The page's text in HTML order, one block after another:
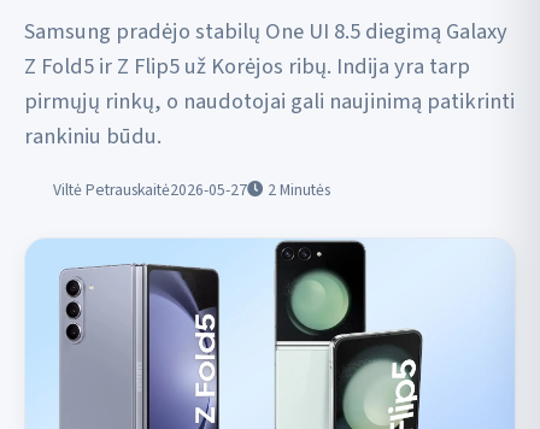
Samsung pradėjo stabilų One UI 8.5 diegimą Galaxy
Z Fold5 ir Z Flip5 už Korėjos ribų. Indija yra tarp
pirmųjų rinkų, o naudotojai gali naujinimą patikrinti
rankiniu būdu.
Viltė Petrauskaitė2026-05-27 2Minutės